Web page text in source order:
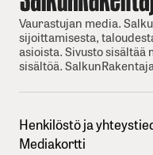
Vaurastujan media.
sijoittamisesta,
asioista. Sivusto
sisältöä.
Henkilöstö ja
Mediakortti